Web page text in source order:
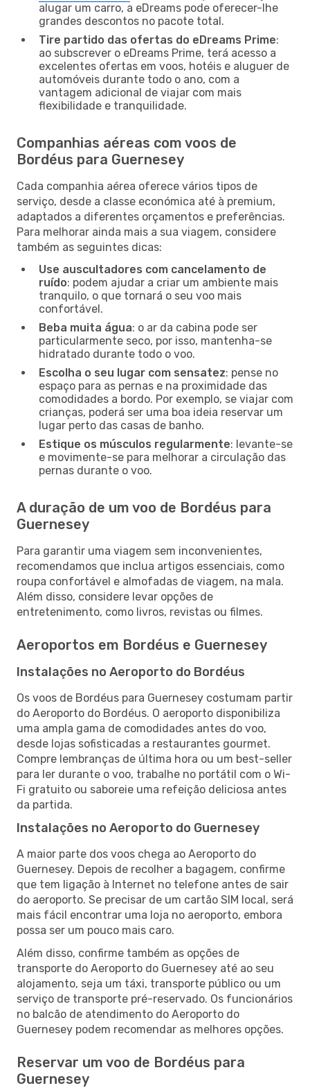
alugar um carro, a eDreams pode oferecer-lhe
grandes descontos no pacote total.
Tire partido das ofertas do eDreams Prime:
ao subscrever o eDreams Prime, terá acesso a
excelentes ofertas em voos, hotéis e aluguer de
automóveis durante todo o ano, com a
vantagem adicional de viajar com mais
flexibilidade e tranquilidade.
Companhias aéreas com voos de
Bordéus para Guernesey
Cada companhia aérea oferece vários tipos de
serviço, desde a classe económica até à premium,
adaptados a diferentes orçamentos e preferências.
Para melhorar ainda mais a sua viagem, considere
também as seguintes dicas:
Use auscultadores com cancelamento de
ruído: podem ajudar a criar um ambiente mais
tranquilo, o que tornará o seu voo mais
confortável.
Beba muita água: o ar da cabina pode ser
particularmente seco, por isso, mantenha-se
hidratado durante todo o voo.
Escolha o seu lugar com sensatez: pense no
espaço para as pernas e na proximidade das
comodidades a bordo. Por exemplo, se viajar com
crianças, poderá ser uma boa ideia reservar um
lugar perto das casas de banho.
Estique os músculos regularmente: levante-se
e movimente-se para melhorar a circulação das
pernas durante o voo.
A duração de um voo de Bordéus para
Guernesey
Para garantir uma viagem sem inconvenientes,
recomendamos que inclua artigos essenciais, como
roupa confortável e almofadas de viagem, na mala.
Além disso, considere levar opções de
entretenimento, como livros, revistas ou filmes.
Aeroportos em Bordéus e Guernesey
Instalações no Aeroporto do Bordéus
Os voos de Bordéus para Guernesey costumam partir
do Aeroporto do Bordéus. O aeroporto disponibiliza
uma ampla gama de comodidades antes do voo,
desde lojas sofisticadas a restaurantes gourmet.
Compre lembranças de última hora ou um best-seller
para ler durante o voo, trabalhe no portátil com o Wi-
Fi gratuito ou saboreie uma refeição deliciosa antes
da partida.
Instalações no Aeroporto do Guernesey
A maior parte dos voos chega ao Aeroporto do
Guernesey. Depois de recolher a bagagem, confirme
que tem ligação à Internet no telefone antes de sair
do aeroporto. Se precisar de um cartão SIM local, será
mais fácil encontrar uma loja no aeroporto, embora
possa ser um pouco mais caro.
Além disso, confirme também as opções de
transporte do Aeroporto do Guernesey até ao seu
alojamento, seja um táxi, transporte público ou um
serviço de transporte pré-reservado. Os funcionários
no balcão de atendimento do Aeroporto do
Guernesey podem recomendar as melhores opções.
Reservar um voo de Bordéus para
Guernesey